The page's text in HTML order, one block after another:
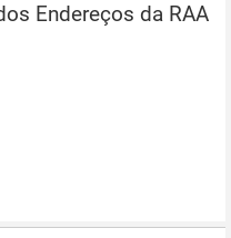
Endereços da RAA